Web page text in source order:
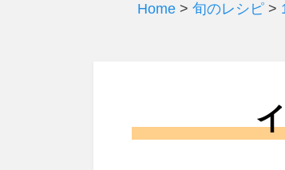
Home > 旬のレシピ >